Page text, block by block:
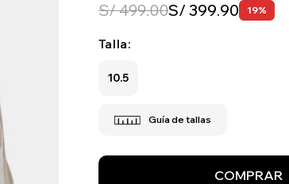
S/ 399.90
S/499.00 19
Talla:
10.5
COMPRAR